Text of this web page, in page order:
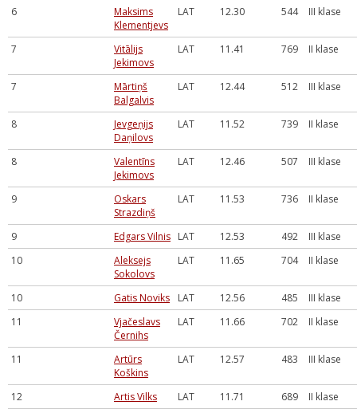
6
Maksims
Klementjevs
LAT 12.30 544 III klase
7
Vitālijs
Jekimovs
LAT 11.41 769 II klase
7
Mārtiņš
Balgalvis
LAT 12.44 512 III klase
8
Jevgeņijs
Daņilovs
LAT 11.52 739 II klase
8
Valentīns
Jekimovs
LAT 12.46 507 III klase
9
Oskars
Strazdiņš
LAT 11.53 736 II klase
9 Edgars Vilnis LAT 12.53 492
III klase
10
Aleksejs
Sokolovs
LAT 11.65 704 II klase
10 Gatis Noviks LAT 12.56 485
III klase
11
Vjačeslavs
Černihs
LAT 11.66 702 II klase
11
Artūrs
Koškins
LAT 12.57 483 III klase
12 Artis Vilks LAT 11.71 689
II klase